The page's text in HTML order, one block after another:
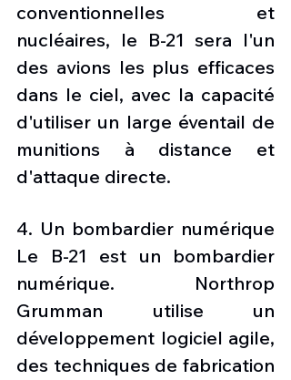
conventionnelles et
nucléaires, le B-21 sera l'un
des avions les plus efficaces
dans le ciel, avec la capacité
d'utiliser un large éventail de
munitions à distance et
d'attaque directe.
4. Un bombardier numérique
Le B-21 est un bombardier
numérique. Northrop
Grumman utilise un
développement logiciel agile,
des techniques de fabrication